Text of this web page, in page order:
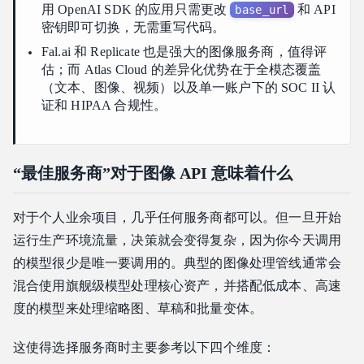
用 OpenAI SDK 的应用只需更改 base_url
和 API
密钥即可切换，无需重写代码。
Fal.ai 和 Replicate 也是强大的图像服务商，值得评
估；而 Atlas Cloud 的差异化优势在于全模态覆盖
（文本、图像、视频）以及单一账户下的 SOC II 认
证和 HIPAA 合规性。
“最佳服务商”对于图像 API 意味着什么
对于个人业余项目，几乎任何服务商都可以。但一旦开始
运行生产环境流量，决策就会变得复杂，因为你今天调用
的模型很少是唯一要调用的。典型的图像处理管线通常会
混合使用旗舰级模型处理核心资产，并搭配低成本、高速
度的模型来处理缩略图、草稿和批量变体。
这使得选择服务商时主要参考以下四个维度：